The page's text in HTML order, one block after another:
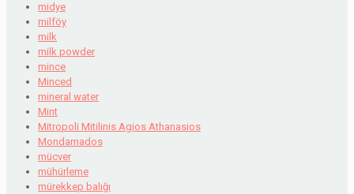
midye
milföy
milk
milk powder
mince
Minced
mineral water
Mint
Mitropoli Mitilinis Agios Athanasios
Mondamados
mücver
mühürleme
mürekkep balığı